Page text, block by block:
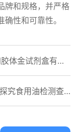
牌和规格，并严格
性和可靠性。
什么是ELISA试剂盒,它和胶体金试剂盒有什么区别
【油罐车“混装”背后】：探究食用油检测查些啥？